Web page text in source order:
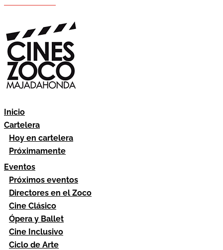
Inicio
Cartelera
Hoy en cartelera
Próximamente
Eventos
Próximos eventos
Directores en el Zoco
Cine Clásico
Ópera y Ballet
Cine Inclusivo
Ciclo de Arte